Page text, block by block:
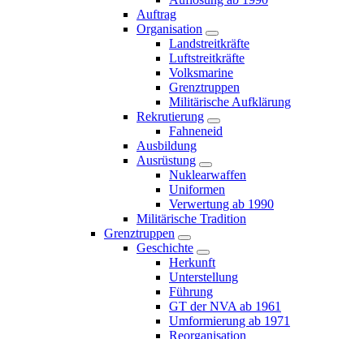
Auftrag
Organisation
Landstreitkräfte
Luftstreitkräfte
Volksmarine
Grenztruppen
Militärische Aufklärung
Rekrutierung
Fahneneid
Ausbildung
Ausrüstung
Nuklearwaffen
Uniformen
Verwertung ab 1990
Militärische Tradition
Grenztruppen
Geschichte
Herkunft
Unterstellung
Führung
GT der NVA ab 1961
Umformierung ab 1971
Reorganisation